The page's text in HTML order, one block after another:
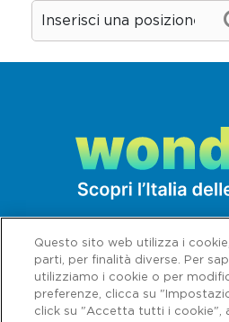
Questo sito web utilizza i
parti, per finalità diverse. Per
utilizziamo i cookie o per
preferenze, clicca su
click su "Accetta tutti i cookie",